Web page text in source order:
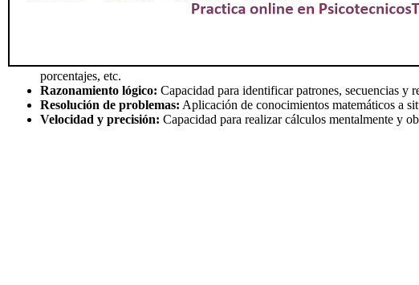
porcentajes, etc.
Razonamiento lógico: Capacidad para identificar patrones, secuencias y
Resolución de problemas: Aplicación de conocimientos matemáticos a
Velocidad y precisión: Capacidad para realizar cálculos mentalmente y